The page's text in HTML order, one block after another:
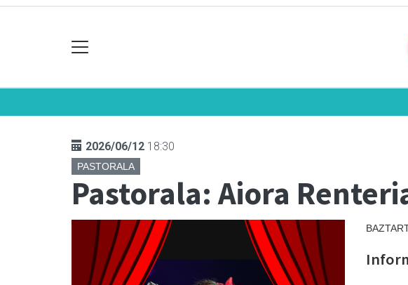
2026/06/12 18:30
PASTORALA
Pastorala: Aiora